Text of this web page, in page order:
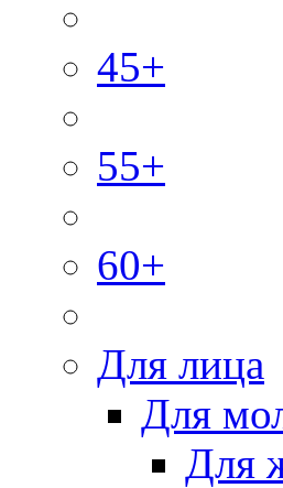
45+
55+
60+
Для лица
Для
Для